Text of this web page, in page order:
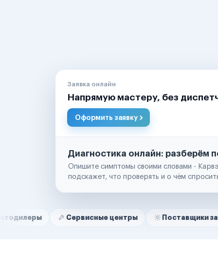
Заявка онлайн
Напрямую мастеру, без
Оформить заявку
Диагностика онлайн: разберём
Опишите симптомы своими словами -
подскажет, что проверять и о чём
Нам доверяют
Сервисные центры Поставщики запчастей
Маркетплейсы